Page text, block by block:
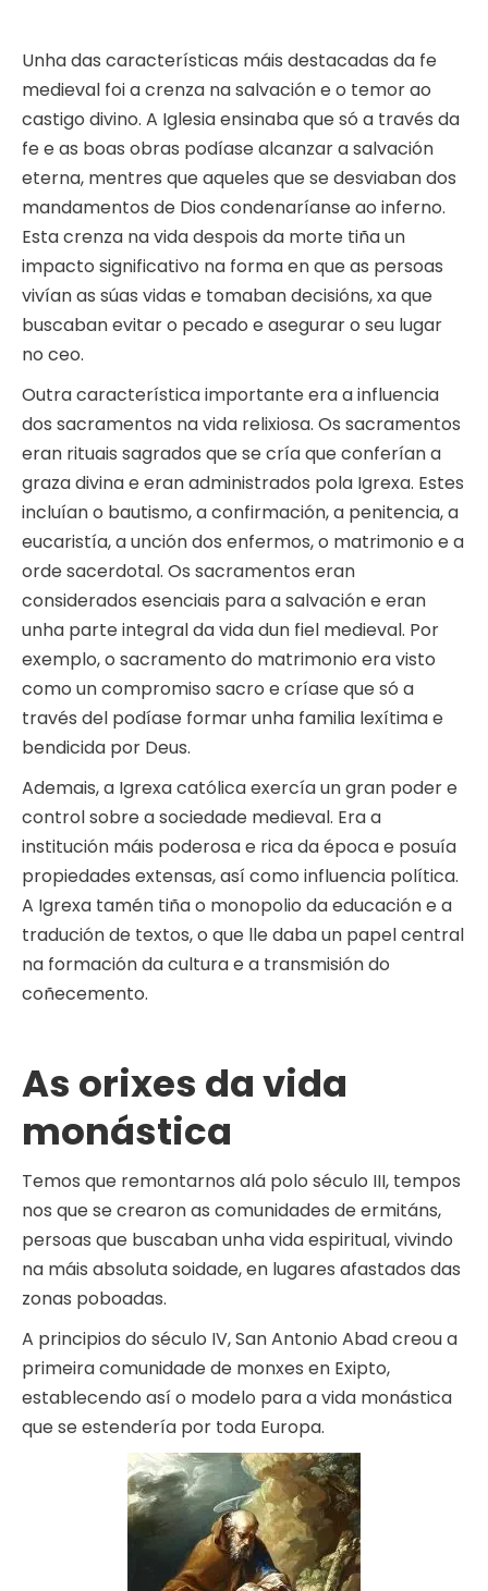
Unha das características máis destacadas da fe
medieval foi a crenza na salvación e o temor ao
castigo divino. A Iglesia ensinaba que só a través da
fe e as boas obras podíase alcanzar a salvación
eterna, mentres que aqueles que se desviaban dos
mandamentos de Dios condenaríanse ao inferno.
Esta crenza na vida despois da morte tiña un
impacto significativo na forma en que as persoas
vivían as súas vidas e tomaban decisións, xa que
buscaban evitar o pecado e asegurar o seu lugar
no ceo.
Outra característica importante era a influencia
dos sacramentos na vida relixiosa. Os sacramentos
eran rituais sagrados que se cría que conferían a
graza divina e eran administrados pola Igrexa. Estes
incluían o bautismo, a confirmación, a penitencia, a
eucaristía, a unción dos enfermos, o matrimonio e a
orde sacerdotal. Os sacramentos eran
considerados esenciais para a salvación e eran
unha parte integral da vida dun fiel medieval. Por
exemplo, o sacramento do matrimonio era visto
como un compromiso sacro e críase que só a
través del podíase formar unha familia lexítima e
bendicida por Deus.
Ademais, a Igrexa católica exercía un gran poder e
control sobre a sociedade medieval. Era a
institución máis poderosa e rica da época e posuía
propiedades extensas, así como influencia política.
A Igrexa tamén tiña o monopolio da educación e a
tradución de textos, o que lle daba un papel central
na formación da cultura e a transmisión do
coñecemento.
As orixes da vida
monástica
Temos que remontarnos alá polo século III, tempos
nos que se crearon as comunidades de ermitáns,
persoas que buscaban unha vida espiritual, vivindo
na máis absoluta soidade, en lugares afastados das
zonas poboadas.
A principios do século IV, San Antonio Abad creou a
primeira comunidade de monxes en Exipto,
establecendo así o modelo para a vida monástica
que se estendería por toda Europa.